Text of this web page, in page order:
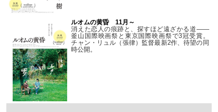
ルオムの黄昏 11月～
消えた恋人の痕跡と、探すほど遠ざかる道——
釜山国際映画祭と東京国際映画祭で3冠受賞。
チャン・リュル（張律）監督最新2作、待望の同
時公開。